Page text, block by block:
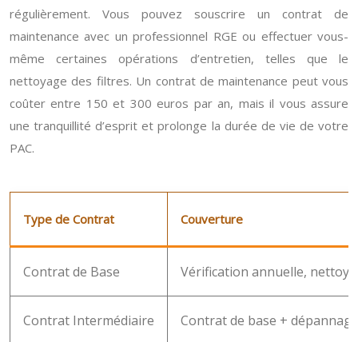
régulièrement. Vous pouvez souscrire un contrat de
maintenance avec un professionnel RGE ou effectuer vous-
même certaines opérations d’entretien, telles que le
nettoyage des filtres. Un contrat de maintenance peut vous
coûter entre 150 et 300 euros par an, mais il vous assure
une tranquillité d’esprit et prolonge la durée de vie de votre
PAC.
Type de Contrat Couverture
Contrat de Base Vérification annuelle,
Contrat Intermédiaire Contrat de base +